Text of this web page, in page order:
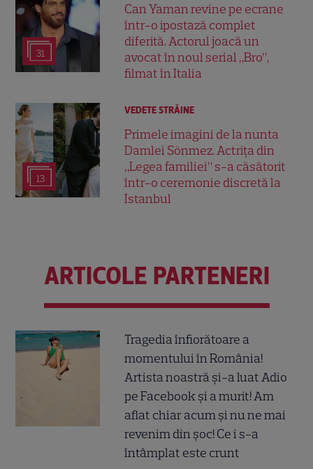
31
Can Yaman revine pe ecrane
într-o ipostază complet
diferită. Actorul joacă un
avocat în noul serial „Bro”,
filmat în Italia
13
VEDETE STRĂINE
Primele imagini de la nunta
Damlei Sönmez. Actrița din
„Legea familiei” s-a căsătorit
într-o ceremonie discretă la
Istanbul
ARTICOLE PARTENERI
Tragedia înfiorătoare a
momentului în România!
Artista noastră și-a luat Adio
pe Facebook și a murit! Am
aflat chiar acum și nu ne mai
revenim din șoc! Ce i s-a
întâmplat este crunt